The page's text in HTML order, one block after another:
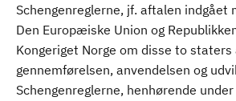
Schengenreglerne, jf. aftalen indgået
Den Europæiske Union og
Kongeriget Norge om disse to staters
gennemførelsen, anvendelsen og
Schengenreglerne, henhørende